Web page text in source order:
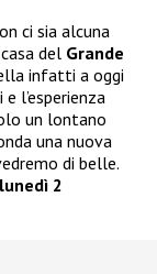
ci sia alcuna
del Grande
infatti a oggi
l’esperienza
un lontano
una nuova
di belle.
lunedì 2